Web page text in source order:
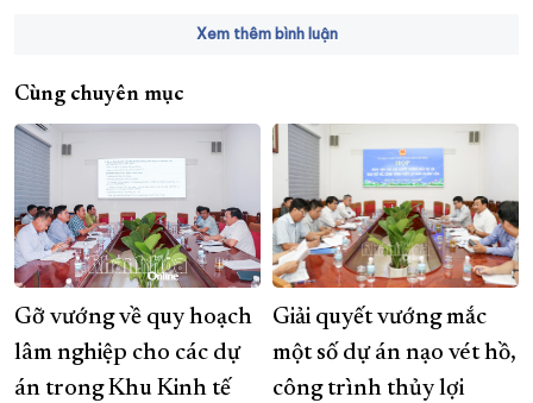
Xem thêm bình luận
Cùng chuyên mục
Gỡ vướng về quy hoạch
lâm nghiệp cho các dự
án trong Khu Kinh tế
Giải quyết vướng mắc
một số dự án nạo vét hồ,
công trình thủy lợi